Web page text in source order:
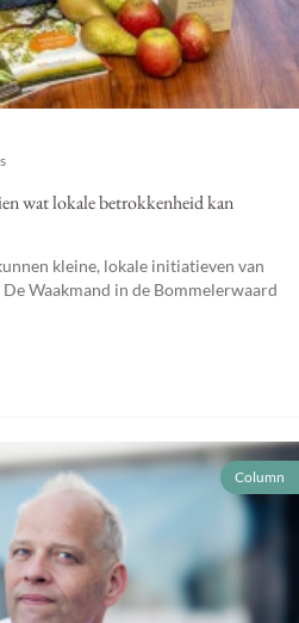
wat lokale betrokkenheid kan
kleine, lokale initiatieven van
Waakmand in de Bommelerwaard
Column